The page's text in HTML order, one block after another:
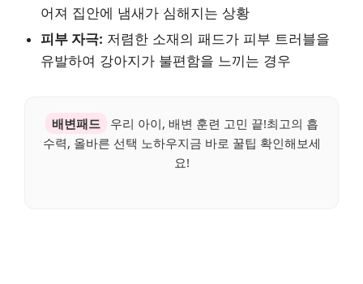
어져 집안에 냄새가 심해지는 상황
피부 자극: 저렴한 소재의 패드가 피부 트러블을
유발하여 강아지가 불편함을 느끼는 경우
배변패드
우리 아이, 배변 훈련 고민 끝!최고의 흡
수력, 올바른 선택 노하우지금 바로 꿀팁 확인해보세
요!